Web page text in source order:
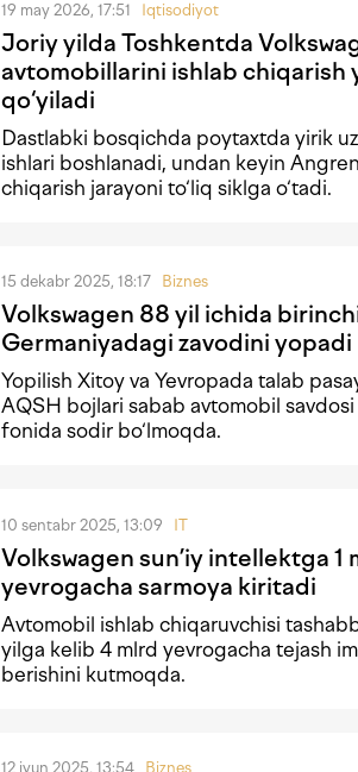
19 may 2026, 17:51 Iqtisodiyot
Joriy yilda Toshkentda
avtomobillarini ishlab chiqarish
qo‘yiladi
Dastlabki bosqichda poytaxtda yirik
ishlari boshlanadi, undan keyin
chiqarish jarayoni to‘liq siklga o‘tadi.
15 dekabr 2025, 18:17 Biznes
Volkswagen 88 yil ichida
Germaniyadagi zavodini yopadi
Yopilish Xitoy va Yevropada talab
AQSH bojlari sabab avtomobil
fonida sodir bo‘lmoqda.
10 sentabr 2025, 13:09 IT
Volkswagen sun’iy intellektga 1
yevrogacha sarmoya kiritadi
Avtomobil ishlab chiqaruvchisi
yilga kelib 4 mlrd yevrogacha tejash
berishini kutmoqda.
12 iyun 2025, 13:54 Biznes